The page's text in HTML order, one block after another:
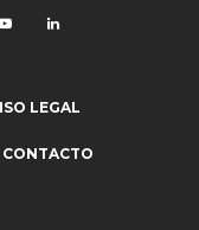
LEGAL
CONTACTO